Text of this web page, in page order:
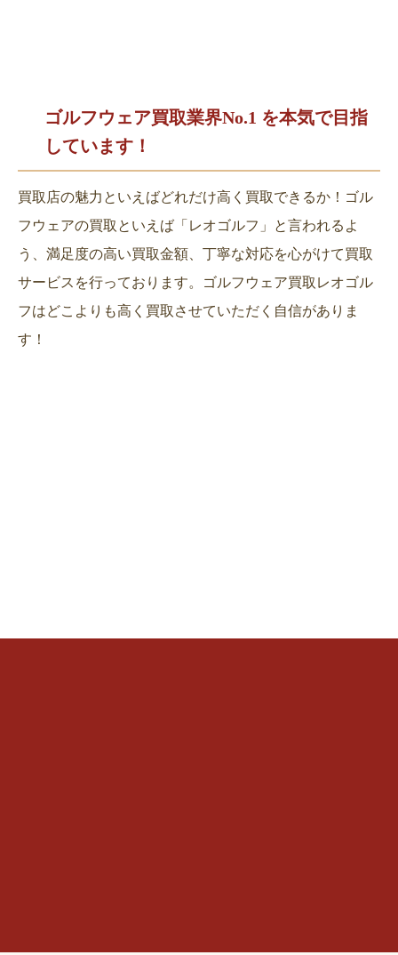
ゴルフウェア買取業界No.1 を本気で目指
しています！
買取店の魅力といえばどれだけ高く買取できるか！ゴル
フウェアの買取といえば「レオゴルフ」と言われるよ
う、満足度の高い買取金額、丁寧な対応を心がけて買取
サービスを行っております。ゴルフウェア買取レオゴル
フはどこよりも高く買取させていただく自信がありま
す！